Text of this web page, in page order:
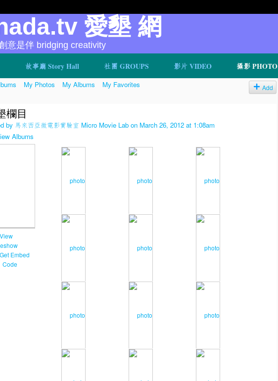
故事廳 Story Hall 社團 GROUPS 影片 VIDEO 攝影 PHOTO
愛墾 網
意是伴 bridging creativity
My Photos My Albums My Favorites Add
欄目
by 馬來西亞微電影實驗室 Micro Movie Lab on March 26, 2012 at 1:08am
Albums
View
Get Embed
Code